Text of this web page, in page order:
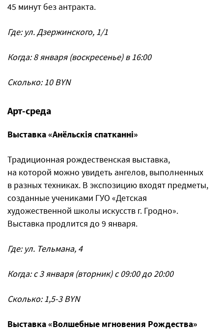
45 минут без антракта.
Где: ул. Дзержинского, 1/1
Когда: 8 января (воскресенье) в 16:00
Сколько: 10 BYN
Арт-среда
Выставка «Анёльскiя спатканнi»
Традиционная рождественская выставка,
на которой можно увидеть ангелов, выполненных
в разных техниках. В экспозицию входят предметы,
созданные учениками ГУО «Детская
художественной школы искусств г. Гродно».
Выставка продлится до 9 января.
Где: ул. Тельмана, 4
Когда: с 3 января (вторник) с 09:00 до 20:00
Сколько: 1,5-3 BYN
Выставка «Волшебные мгновения Рождества»